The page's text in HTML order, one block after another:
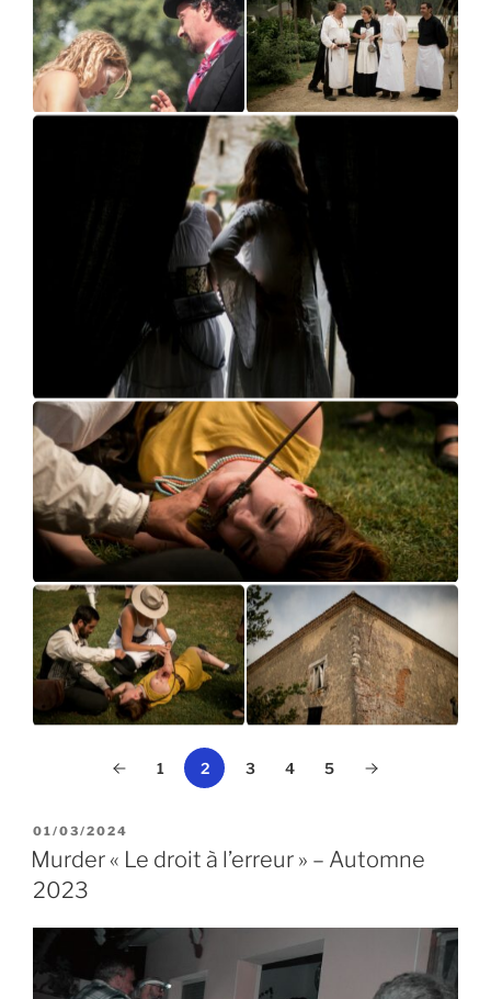
1 2 3 4 5
PUBLIÉ
LE
01/03/2024
Murder « Le droit à l’erreur » – Automne
2023